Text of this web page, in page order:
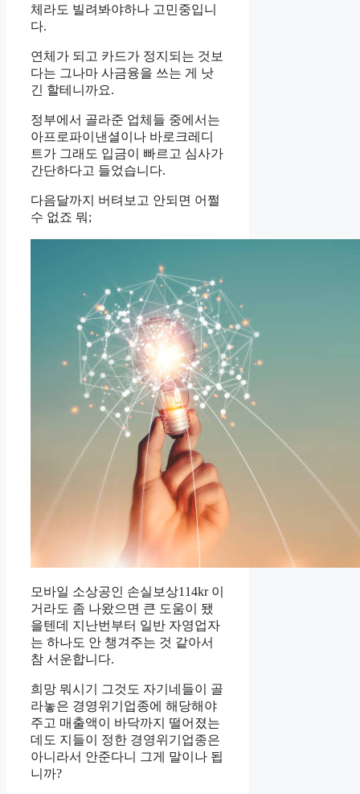
체라도 빌려봐야하나 고민중입니
다.
연체가 되고 카드가 정지되는 것보
다는 그나마 사금융을 쓰는 게 낫
긴 할테니까요.
정부에서 골라준 업체들 중에서는
아프로파이낸셜이나 바로크레디
트가 그래도 입금이 빠르고 심사가
간단하다고 들었습니다.
다음달까지 버텨보고 안되면 어쩔
수 없죠 뭐;
모바일 소상공인 손실보상114kr 이
거라도 좀 나왔으면 큰 도움이 됐
을텐데 지난번부터 일반 자영업자
는 하나도 안 챙겨주는 것 같아서
참 서운합니다.
희망 뭐시기 그것도 자기네들이 골
라놓은 경영위기업종에 해당해야
주고 매출액이 바닥까지 떨어졌는
데도 지들이 정한 경영위기업종은
아니라서 안준다니 그게 말이나 됩
니까?